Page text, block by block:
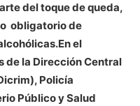
del toque de queda,
obligatorio de
el
de la Dirección Central
Policía
Público y Salud